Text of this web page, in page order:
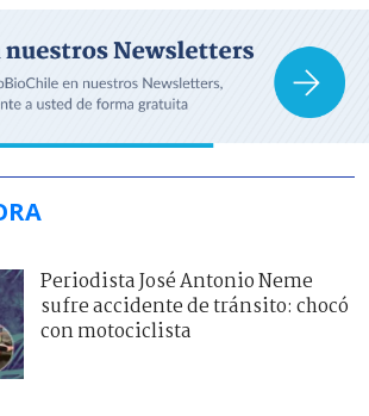
Periodista José Antonio Neme
sufre accidente de tránsito: chocó
con motociclista